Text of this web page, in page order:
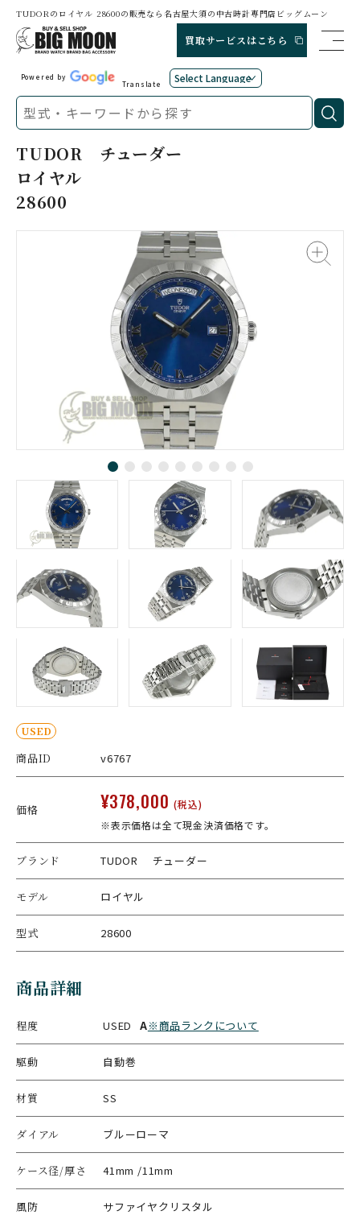
TUDORのロイヤル 28600の販売なら名古屋大須の中古時計専門店ビッグムーン
買取サービスはこちら
Powered by
Translate
TUDOR チューダー
ロイヤル
28600
USED
商品ID v6767
価格 ¥378,000(税込)
※表示価格は全て現金決済価格です。
ブランド TUDOR チューダー
モデル ロイヤル
型式 28600
商品詳細
程度 USED A※商品ランクについて
駆動 自動巻
材質 SS
ダイアル ブルーローマ
ケース径/厚さ 41mm /11mm
風防 サファイヤクリスタル